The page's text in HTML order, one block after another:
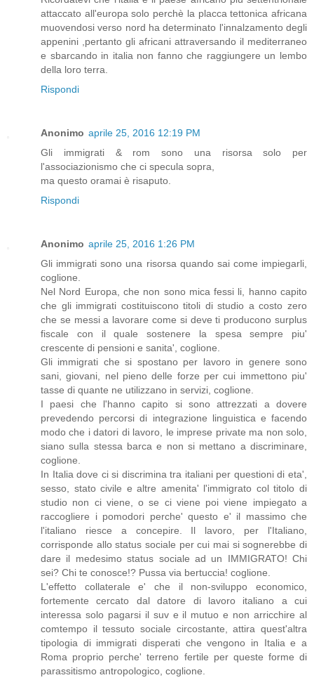
attaccato all'europa solo perchè la placca tettonica africana
muovendosi verso nord ha determinato l'innalzamento degli
appenini ,pertanto gli africani attraversando il mediterraneo
e sbarcando in italia non fanno che raggiungere un lembo
della loro terra.
Rispondi
Anonimo aprile 25, 2016 12:19 PM
Gli immigrati & rom sono una risorsa solo per
l'associazionismo che ci specula sopra,
ma questo oramai è risaputo.
Rispondi
Anonimo aprile 25, 2016 1:26 PM
Gli immigrati sono una risorsa quando sai come impiegarli,
coglione.
Nel Nord Europa, che non sono mica fessi li, hanno capito
che gli immigrati costituiscono titoli di studio a costo zero
che se messi a lavorare come si deve ti producono surplus
fiscale con il quale sostenere la spesa sempre piu'
crescente di pensioni e sanita', coglione.
Gli immigrati che si spostano per lavoro in genere sono
sani, giovani, nel pieno delle forze per cui immettono piu'
tasse di quante ne utilizzano in servizi, coglione.
I paesi che l'hanno capito si sono attrezzati a dovere
prevedendo percorsi di integrazione linguistica e facendo
modo che i datori di lavoro, le imprese private ma non solo,
siano sulla stessa barca e non si mettano a discriminare,
coglione.
In Italia dove ci si discrimina tra italiani per questioni di eta',
sesso, stato civile e altre amenita' l'immigrato col titolo di
studio non ci viene, o se ci viene poi viene impiegato a
raccogliere i pomodori perche' questo e' il massimo che
l'italiano riesce a concepire. Il lavoro, per l'Italiano,
corrisponde allo status sociale per cui mai si sognerebbe di
dare il medesimo status sociale ad un IMMIGRATO! Chi
sei? Chi te conosce!? Pussa via bertuccia! coglione.
L'effetto collaterale e' che il non-sviluppo economico,
fortemente cercato dal datore di lavoro italiano a cui
interessa solo pagarsi il suv e il mutuo e non arricchire al
comtempo il tessuto sociale circostante, attira quest'altra
tipologia di immigrati disperati che vengono in Italia e a
Roma proprio perche' terreno fertile per queste forme di
parassitismo antropologico, coglione.